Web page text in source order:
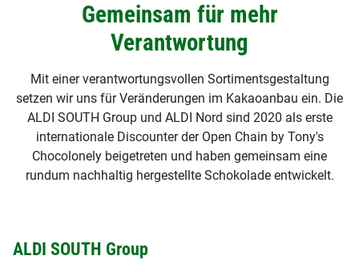
Gemeinsam für mehr
Verantwortung
Mit einer verantwortungsvollen Sortimentsgestaltung
setzen wir uns für Veränderungen im Kakaoanbau ein. Die
ALDI SOUTH Group und ALDI Nord sind 2020 als erste
internationale Discounter der Open Chain by Tony's
Chocolonely beigetreten und haben gemeinsam eine
rundum nachhaltig hergestellte Schokolade entwickelt.
ALDI SOUTH Group